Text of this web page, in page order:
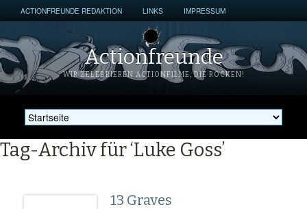
ACTIONFREUNDE REDAKTION LINKS IMPRESSUM
Actionfreunde
WIR ZELEBRIEREN ACTIONFILME, DIE ROCKEN!
Tag-Archiv für ‘Luke Goss’
13 Graves